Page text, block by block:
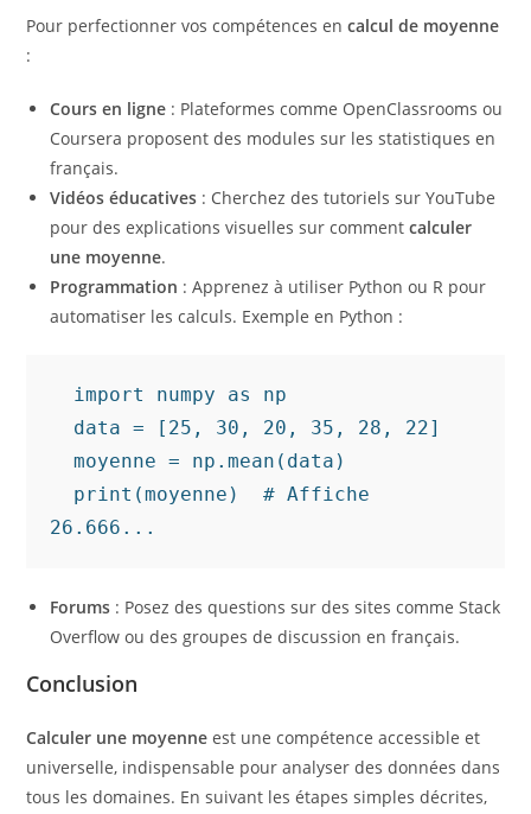
Pour perfectionner vos compétences encalcul de moyenne
:
Cours en ligne : Plateformes comme OpenClassrooms ou
Coursera proposent des modules sur les statistiques en
français.
Vidéos éducatives : Cherchez des tutoriels sur YouTube
pour des explications visuelles sur commentcalculer
une moyenne.
Programmation : Apprenez à utiliser Python ou R pour
automatiser les calculs. Exemple en Python :
  moyenne = np.mean(data)
26.666...
Forums : Posez des questions sur des sites comme Stack
Overflow ou des groupes de discussion en français.
Conclusion
Calculer une moyenne est une compétence accessible et
universelle, indispensable pour analyser des données dans
tous les domaines. En suivant les étapes simples décrites,